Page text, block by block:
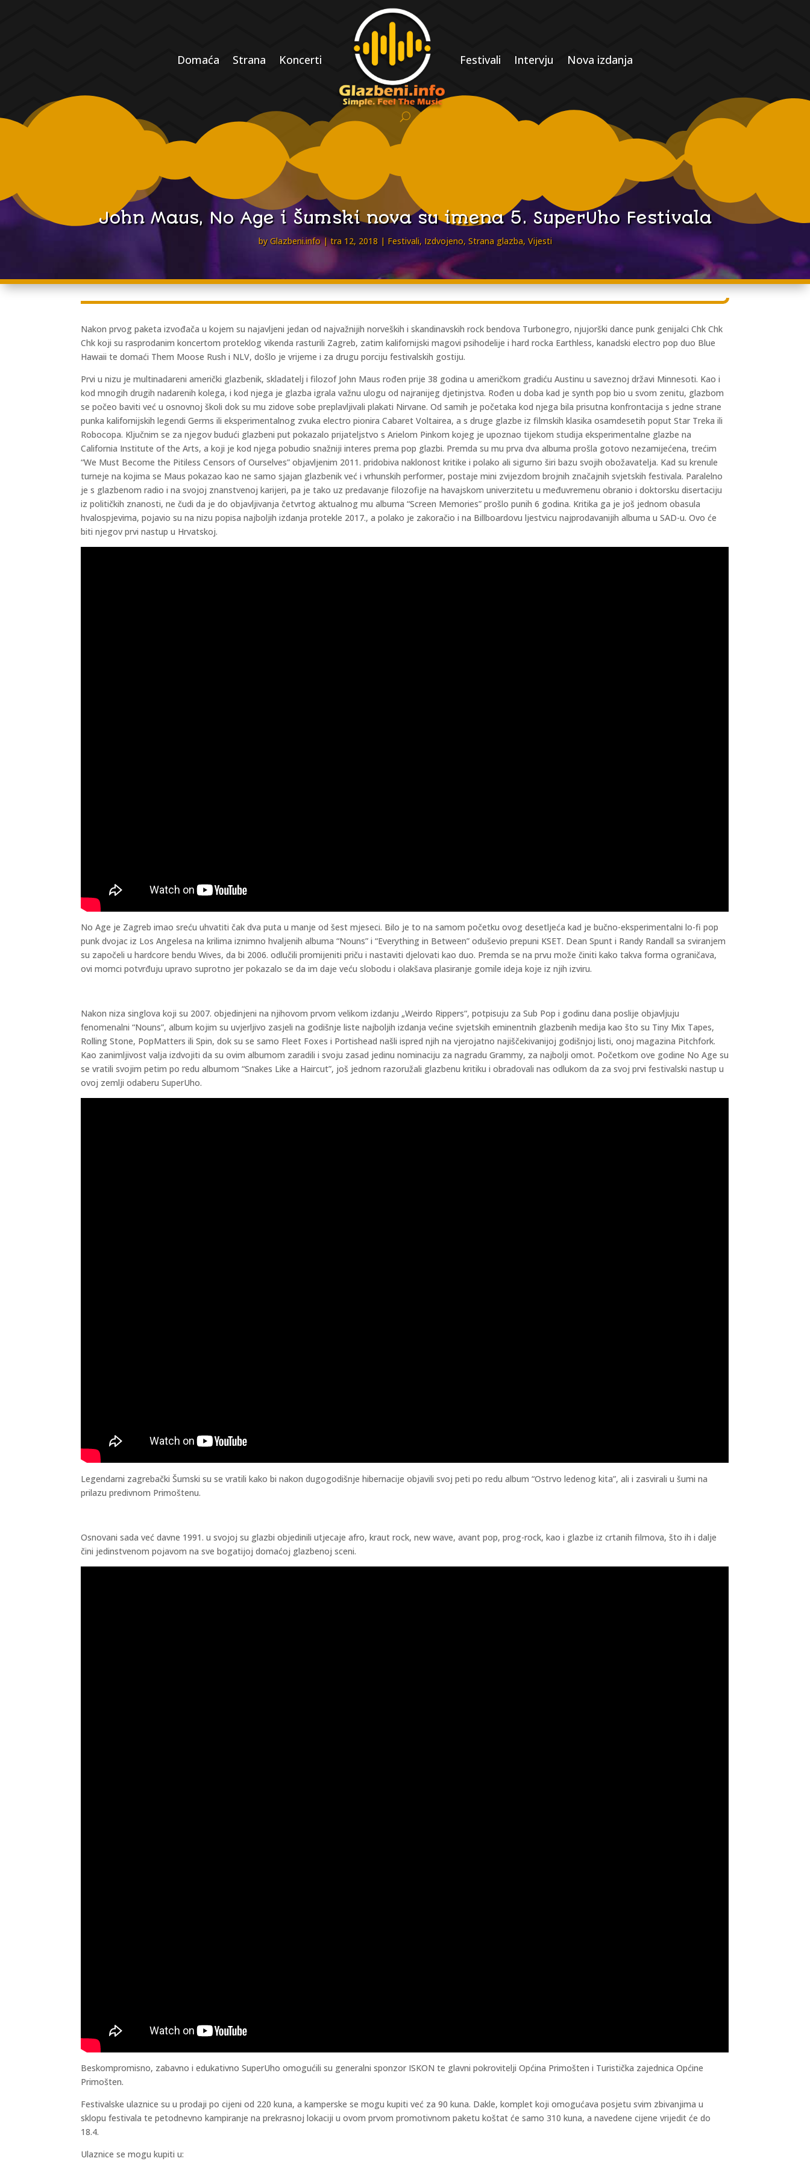
Domaća Strana Koncerti Festivali Intervju Nova izdanja
John Maus, No Age i Šumski nova su imena 5. SuperUho Festivala
byGlazbeni.info tra 12, 2018 Festivali, Izdvojeno, Strana glazba, Vijesti
Nakon prvog paketa izvođača u kojem su najavljeni jedan od najvažnijih norveških i skandinavskih rock bendova Turbonegro, njujorški dance punk genijalci Chk Chk
Chk koji su rasprodanim koncertom proteklog vikenda rasturili Zagreb, zatim kalifornijski magovi psihodelije i hard rocka Earthless, kanadski electro pop duo Blue
Hawaii te domaći Them Moose Rush i NLV, došlo je vrijeme i za drugu porciju festivalskih gostiju.
Prvi u nizu je multinadareni američki glazbenik, skladatelj i filozof John Maus rođen prije 38 godina u američkom gradiću Austinu u saveznoj državi Minnesoti. Kao i
kod mnogih drugih nadarenih kolega, i kod njega je glazba igrala važnu ulogu od najranijeg djetinjstva. Rođen u doba kad je synth pop bio u svom zenitu, glazbom
se počeo baviti već u osnovnoj školi dok su mu zidove sobe preplavljivali plakati Nirvane. Od samih je početaka kod njega bila prisutna konfrontacija s jedne strane
punka kalifornijskih legendi Germs ili eksperimentalnog zvuka electro pionira Cabaret Voltairea, a s druge glazbe iz filmskih klasika osamdesetih poput Star Treka ili
Robocopa. Ključnim se za njegov budući glazbeni put pokazalo prijateljstvo s Arielom Pinkom kojeg je upoznao tijekom studija eksperimentalne glazbe na
California Institute of the Arts, a koji je kod njega pobudio snažniji interes prema pop glazbi. Premda su mu prva dva albuma prošla gotovo nezamijećena, trećim
“We Must Become the Pitiless Censors of Ourselves” objavljenim 2011. pridobiva naklonost kritike i polako ali sigurno širi bazu svojih obožavatelja. Kad su krenule
turneje na kojima se Maus pokazao kao ne samo sjajan glazbenik već i vrhunskih performer, postaje mini zvijezdom brojnih značajnih svjetskih festivala. Paralelno
je s glazbenom radio i na svojoj znanstvenoj karijeri, pa je tako uz predavanje filozofije na havajskom univerzitetu u međuvremenu obranio i doktorsku disertaciju
iz političkih znanosti, ne čudi da je do objavljivanja četvrtog aktualnog mu albuma “Screen Memories” prošlo punih 6 godina. Kritika ga je još jednom obasula
hvalospjevima, pojavio su na nizu popisa najboljih izdanja protekle 2017., a polako je zakoračio i na Billboardovu ljestvicu najprodavanijih albuma u SAD-u. Ovo će
biti njegov prvi nastup u Hrvatskoj.
No Age je Zagreb imao sreću uhvatiti čak dva puta u manje od šest mjeseci. Bilo je to na samom početku ovog desetljeća kad je bučno-eksperimentalni lo-fi pop
punk dvojac iz Los Angelesa na krilima iznimno hvaljenih albuma “Nouns” i “Everything in Between” oduševio prepuni KSET. Dean Spunt i Randy Randall sa sviranjem
su započeli u hardcore bendu Wives, da bi 2006. odlučili promijeniti priču i nastaviti djelovati kao duo. Premda se na prvu može činiti kako takva forma ograničava,
ovi momci potvrđuju upravo suprotno jer pokazalo se da im daje veću slobodu i olakšava plasiranje gomile ideja koje iz njih izviru.
Nakon niza singlova koji su 2007. objedinjeni na njihovom prvom velikom izdanju „Weirdo Rippers“, potpisuju za Sub Pop i godinu dana poslije objavljuju
fenomenalni “Nouns”, album kojim su uvjerljivo zasjeli na godišnje liste najboljih izdanja većine svjetskih eminentnih glazbenih medija kao što su Tiny Mix Tapes,
Rolling Stone, PopMatters ili Spin, dok su se samo Fleet Foxes i Portishead našli ispred njih na vjerojatno najiščekivanijoj godišnjoj listi, onoj magazina Pitchfork.
Kao zanimljivost valja izdvojiti da su ovim albumom zaradili i svoju zasad jedinu nominaciju za nagradu Grammy, za najbolji omot. Početkom ove godine No Age su
se vratili svojim petim po redu albumom “Snakes Like a Haircut”, još jednom razoružali glazbenu kritiku i obradovali nas odlukom da za svoj prvi festivalski nastup u
ovoj zemlji odaberu SuperUho.
Legendarni zagrebački Šumski su se vratili kako bi nakon dugogodišnje hibernacije objavili svoj peti po redu album “Ostrvo ledenog kita”, ali i zasvirali u šumi na
prilazu predivnom Primoštenu.
Osnovani sada već davne 1991. u svojoj su glazbi objedinili utjecaje afro, kraut rock, new wave, avant pop, prog-rock, kao i glazbe iz crtanih filmova, što ih i dalje
čini jedinstvenom pojavom na sve bogatijoj domaćoj glazbenoj sceni.
Beskompromisno, zabavno i edukativno SuperUho omogućili su generalni sponzor ISKON te glavni pokrovitelji Općina Primošten i Turistička zajednica Općine
Primošten.
Festivalske ulaznice su u prodaji po cijeni od 220 kuna, a kamperske se mogu kupiti već za 90 kuna. Dakle, komplet koji omogućava posjetu svim zbivanjima u
sklopu festivala te petodnevno kampiranje na prekrasnoj lokaciji u ovom prvom promotivnom paketu koštat će samo 310 kuna, a navedene cijene vrijedit će do
18.4.
Ulaznice se mogu kupiti u: